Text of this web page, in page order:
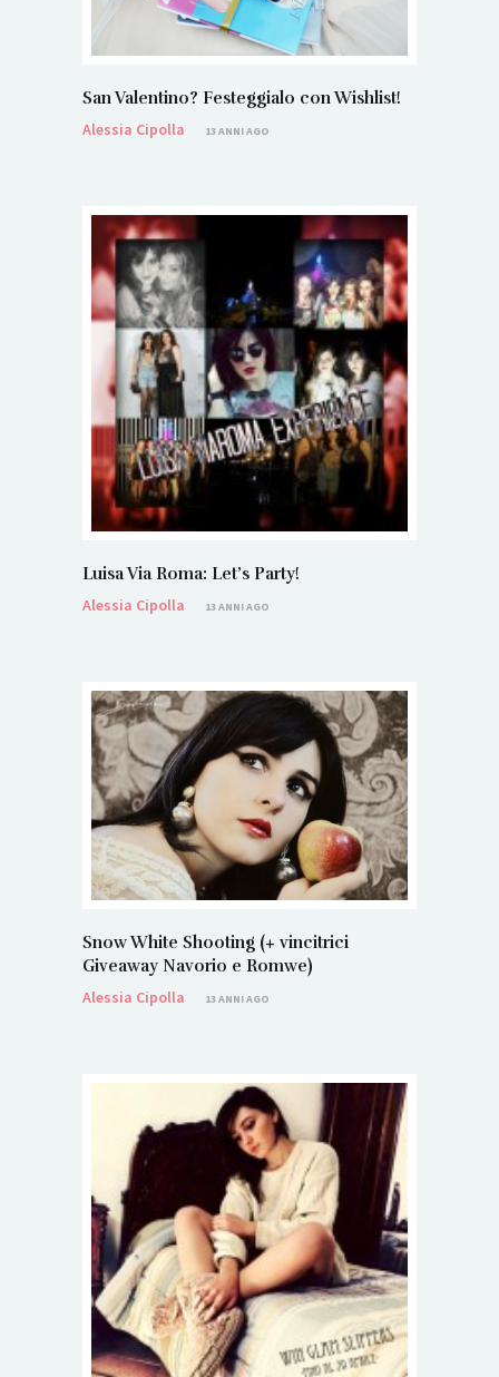
San Valentino? Festeggialo con Wishlist!
Alessia Cipolla
13 ANNI AGO
Luisa Via Roma: Let’s Party!
Alessia Cipolla
13 ANNI AGO
Snow White Shooting (+ vincitrici
Giveaway Navorio e Romwe)
Alessia Cipolla
13 ANNI AGO